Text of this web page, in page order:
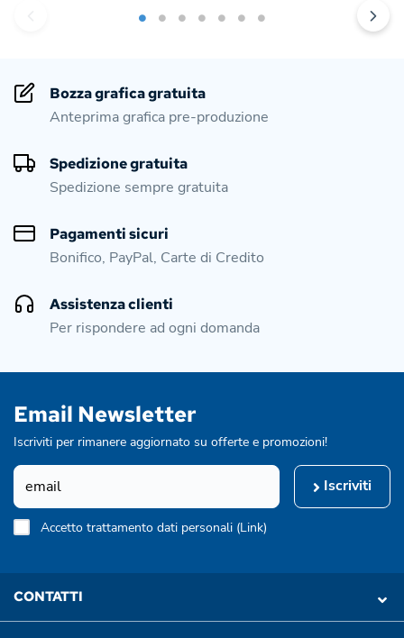
Bozza grafica gratuita
Anteprima grafica pre-produzione
Spedizione gratuita
Spedizione sempre gratuita
Pagamenti sicuri
Bonifico, PayPal, Carte di Credito
Assistenza clienti
Per rispondere ad ogni domanda
Email Newsletter
Iscriviti per rimanere aggiornato su offerte e promozioni!
Iscriviti
Accetto trattamento dati personali (Link)
CONTATTI